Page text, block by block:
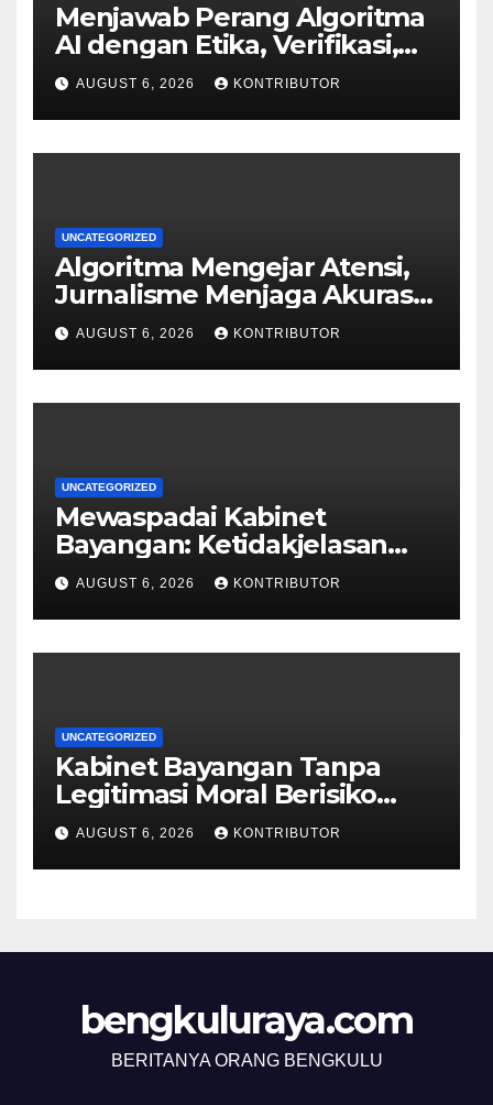
Menjawab Perang Algoritma
AI dengan Etika, Verifikasi,
dan Media Tepercaya
AUGUST 6, 2026 KONTRIBUTOR
UNCATEGORIZED
Algoritma Mengejar Atensi,
Jurnalisme Menjaga Akurasi
dan Akal Sehat Publik
AUGUST 6, 2026 KONTRIBUTOR
UNCATEGORIZED
Mewaspadai Kabinet
Bayangan: Ketidakjelasan
Legitimasi Moral dan
Representasi
AUGUST 6, 2026 KONTRIBUTOR
UNCATEGORIZED
Kabinet Bayangan Tanpa
Legitimasi Moral Berisiko
Mengaburkan Kepercayaan
Publik
AUGUST 6, 2026 KONTRIBUTOR
bengkuluraya.com
BERITANYA ORANG BENGKULU